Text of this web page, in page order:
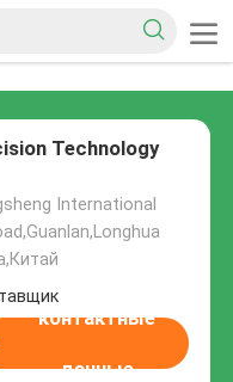
Technology
International
контактные
данные